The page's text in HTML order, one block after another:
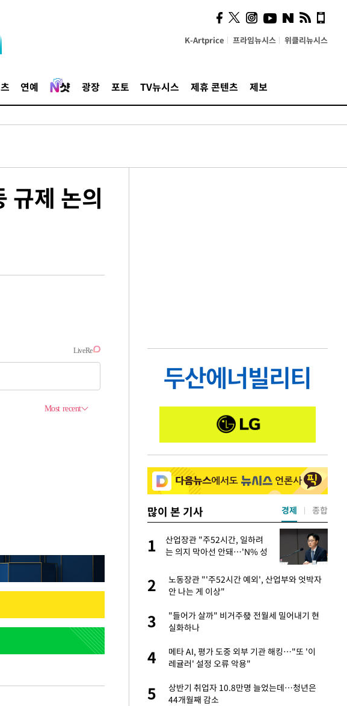
K-Artprice 프라임뉴시스 위클리뉴시스
연예 광장 포토 TV뉴시스 제휴 콘텐츠 제보
규제 논의
많이 본 기사
해"
유, 장기하 '별일 없이 산다' 선곡…쿨한
공개
웅 "우리가 지지했던 인간들이 이 꼴 만
다"…형소법 개정에 격한 반응
수 "우린 돈 받고 일하는 프리랜서…받
"절친에게 남친 빼앗겨…지금이라면 가
1
산업장관 "주52시간, 일하려
는 의지 막아선 안돼…'N% 성
2
노동장관 "'주52시간 예외', 산업부와 엇박자
안 나는 게 이상"
3
"들어가 살까" 비거주發 전월세 밀어내기 현
실화하나
4
메타 AI, 평가 도중 외부 기관 해킹…"또 '이
레귤러' 설정 오류 악용"
5
상반기 취업자 10.8만명 늘었는데…청년은
44개월째 감소
경제 종합